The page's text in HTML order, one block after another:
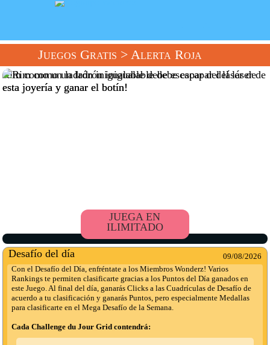
Juegos Gratis > Alerta Roja
Rim como un ladrón inigualable debe escapar del láser de
esta joyería y ganar el botín!
JUEGA EN
ILIMITADO
Desafío del día
09/08/2026
Con el Desafío del Día, enfréntate a los Miembros Wonderz! Varios
Rankings te permiten clasificarte gracias a los Puntos del Día ganados en
este Juego. Al final del día, ganarás Clicks a las Cuadrículas de Desafío de
acuerdo a tu clasificación y ganarás Puntos, pero especialmente Medallas
para clasificarte en el Mega Desafío de la Semana.
Cada Challenge du Jour Grid contendrá: